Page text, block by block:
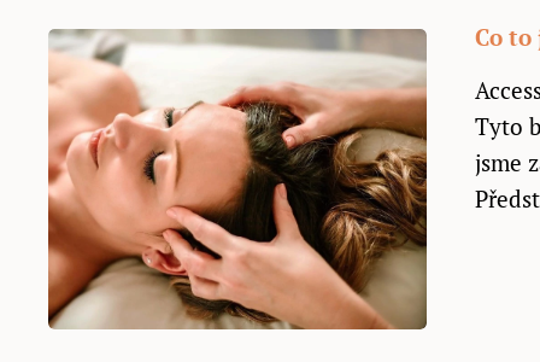
Co to
Tyto
jsme